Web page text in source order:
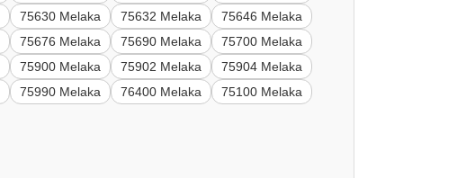
75630 Melaka 75632 Melaka
75646 Melaka
75676 Melaka 75690 Melaka
75700 Melaka
75900 Melaka 75902 Melaka
75904 Melaka
75990 Melaka 76400 Melaka
75100 Melaka